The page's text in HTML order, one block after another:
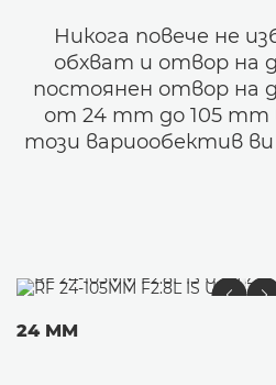
Никога повече не
обхват и отвор на
постоянен отвор на
от 24 mm до 105
този вариообектив ви
24 MM